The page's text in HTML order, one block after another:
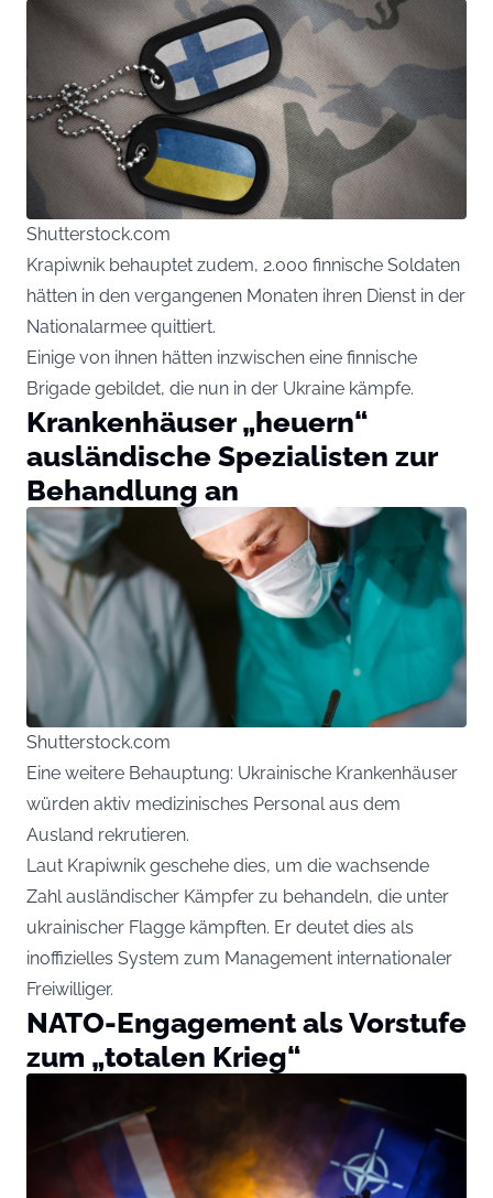
Shutterstock.com
Krapiwnik behauptet zudem, 2.000 finnische Soldaten
hätten in den vergangenen Monaten ihren Dienst in der
Nationalarmee quittiert.
Einige von ihnen hätten inzwischen eine finnische
Brigade gebildet, die nun in der Ukraine kämpfe.
Krankenhäuser „heuern“
ausländische Spezialisten zur
Behandlung an
Shutterstock.com
Eine weitere Behauptung: Ukrainische Krankenhäuser
würden aktiv medizinisches Personal aus dem
Ausland rekrutieren.
Laut Krapiwnik geschehe dies, um die wachsende
Zahl ausländischer Kämpfer zu behandeln, die unter
ukrainischer Flagge kämpften. Er deutet dies als
inoffizielles System zum Management internationaler
Freiwilliger.
NATO-Engagement als Vorstufe
zum „totalen Krieg“